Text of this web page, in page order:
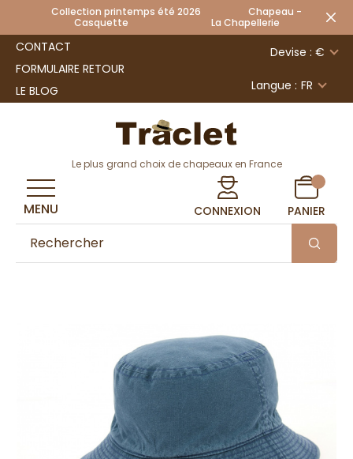
Collection printemps été 2026 Chapeau -
Casquette La Chapellerie
CONTACT
FORMULAIRE RETOUR
LE BLOG
Devise : €
Langue : FR
Le plus grand choix de chapeaux en France
CONNEXION PANIER
MENU